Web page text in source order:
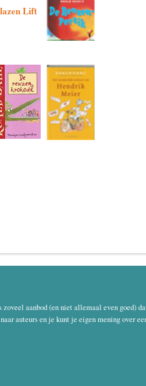
aanbod (en niet allemaal even goed)
auteurs en je kunt je eigen mening over